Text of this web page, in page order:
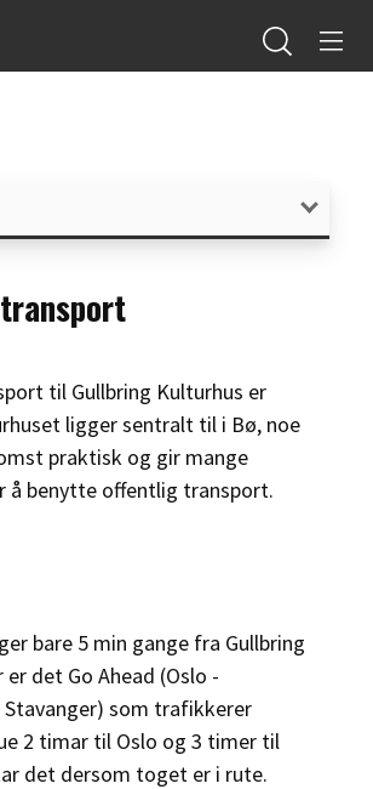
til Gullbring Kulturhus er
ligger sentralt til i Bø, noe
praktisk og gir mange
å benytte offentlig transport.
bare 5 min gange fra Gullbring
er det Go Ahead (Oslo -
Stavanger) som trafikkerer
2 timar til Oslo og 3 timer til
det dersom toget er i rute.